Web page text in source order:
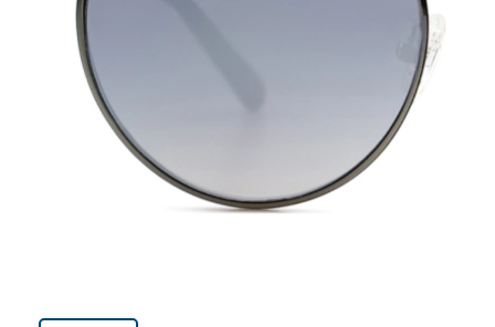
46 mm
Wysokość soczewki Szerokość soczewki